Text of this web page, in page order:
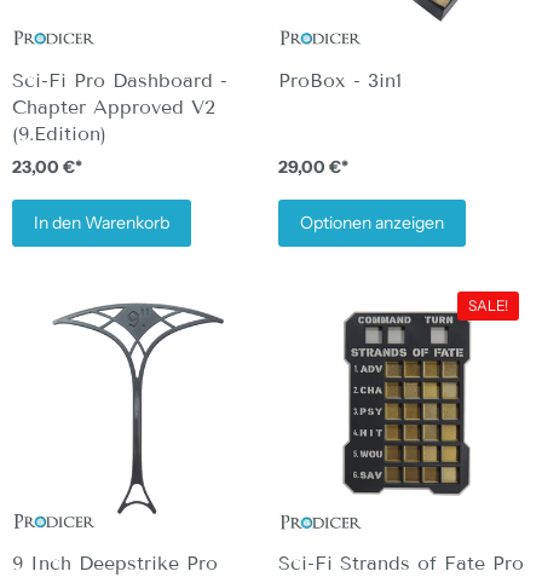
Sci-Fi Pro Dashboard -
Chapter Approved V2
(9.Edition)
23,00 €*
In den Warenkorb
ProBox - 3in1
29,00 €*
Optionen anzeigen
9 Inch Deepstrike Pro
Sci-Fi Strands of Fate Pro
SALE!